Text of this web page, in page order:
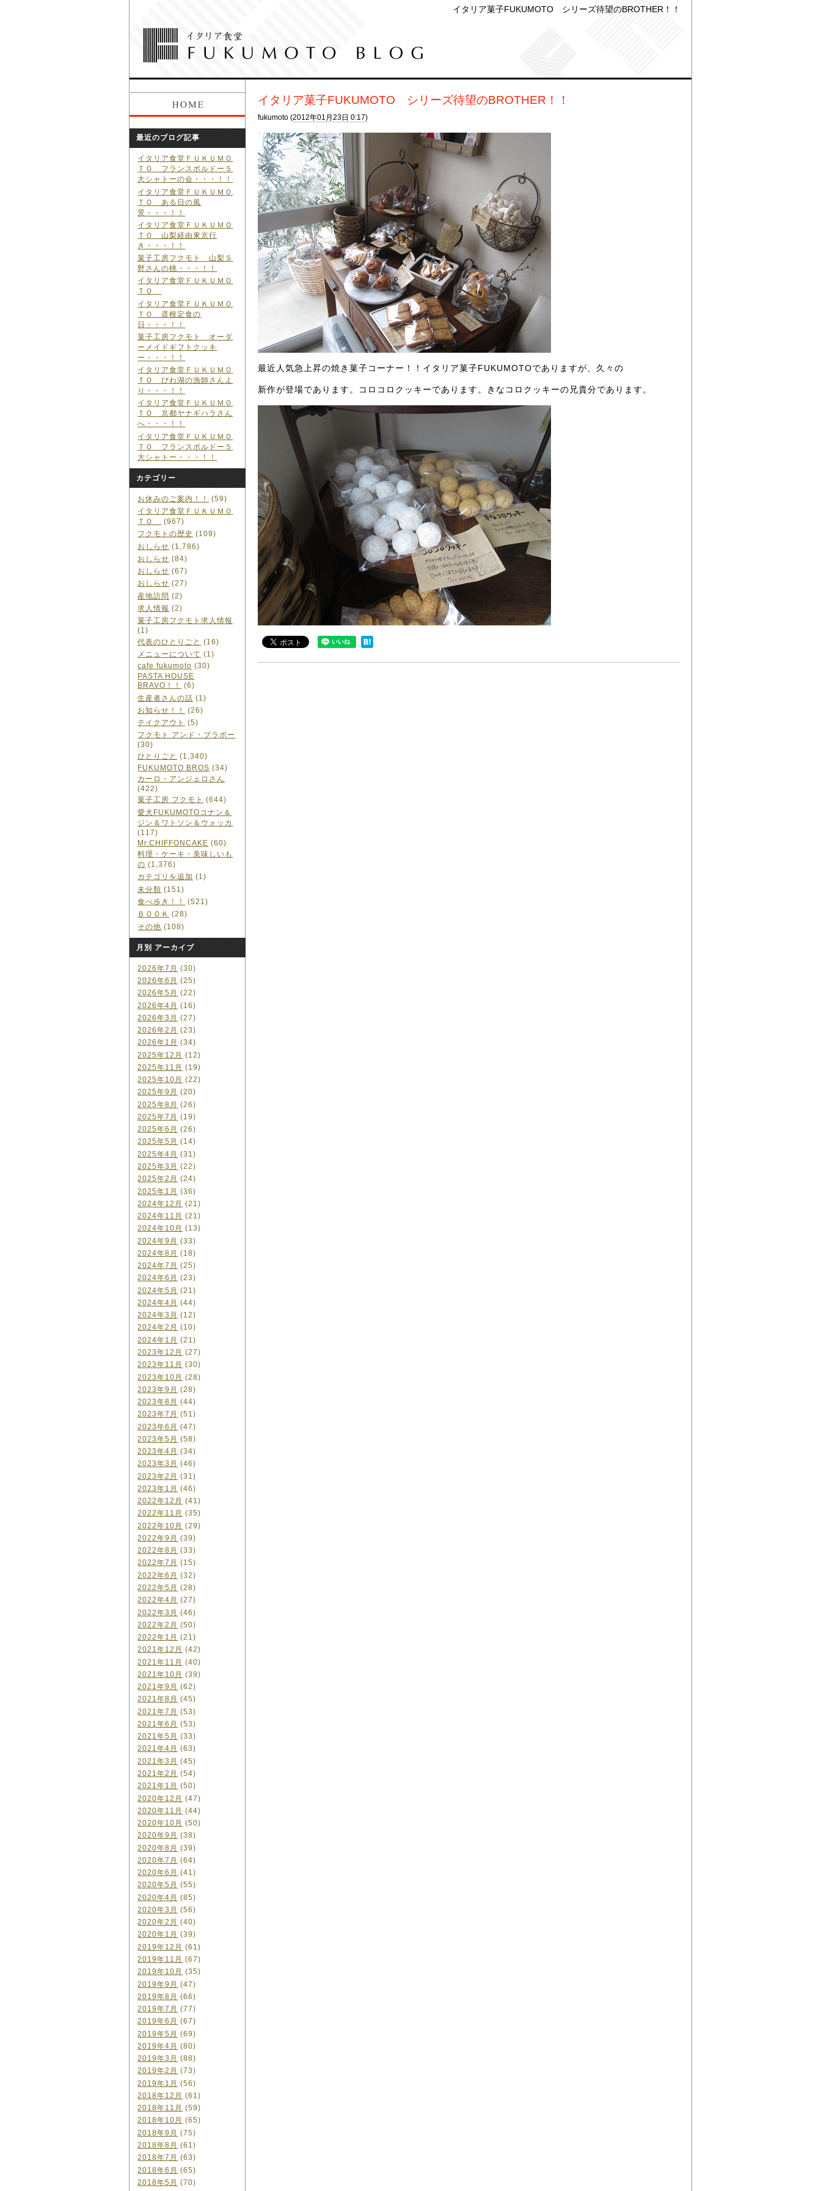
イタリア菓子FUKUMOTO シリーズ待望のBROTHER！！
イタリア菓子FUKUMOTO シリーズ待望のBROTHER！！
fukumoto (2012年01月23日 0:17)
最近人気急上昇の焼き菓子コーナー！！イタリア菓子FUKUMOTOでありますが、久々の
新作が登場であります。コロコロクッキーであります。きなコロクッキーの兄貴分であります。
最近のブログ記事
イタリア食堂ＦＵＫＵＭＯ
ＴＯ フランスボルドー５
大シャトーの会・・・！！
イタリア食堂ＦＵＫＵＭＯ
ＴＯ ある日の風
景・・・！！
イタリア食堂ＦＵＫＵＭＯ
ＴＯ 山梨経由東京行
き・・・！！
菓子工房フクモト 山梨Ｓ
野さんの桃・・・！！
イタリア食堂ＦＵＫＵＭＯ
ＴＯ
イタリア食堂ＦＵＫＵＭＯ
ＴＯ 彦根定食の
日・・・！！
菓子工房フクモト オーダ
ーメイドギフトクッキ
ー・・・！！
イタリア食堂ＦＵＫＵＭＯ
ＴＯ びわ湖の漁師さんよ
り・・・！！
イタリア食堂ＦＵＫＵＭＯ
ＴＯ 京都ヤナギハラさん
へ・・・！！
イタリア食堂ＦＵＫＵＭＯ
ＴＯ フランスボルドー５
大シャトー・・・！！
カテゴリー
お休みのご案内！！
(59)
イタリア食堂ＦＵＫＵＭＯ
ＴＯ
(967)
フクモトの歴史 (109)
おしらせ (1,786)
おしらせ (84)
おしらせ (67)
おしらせ (27)
産地訪問 (2)
求人情報 (2)
菓子工房フクモト求人情報
(1)
代表のひとりごと (16)
メニューについて (1)
cafe fukumoto (30)
PASTA HOUSE
BRAVO！！
(6)
生産者さんの話 (1)
お知らせ！！
(26)
テイクアウト (5)
フクモト アンド・ブラボー
(30)
ひとりごと (1,340)
FUKUMOTO BROS (34)
カーロ・アンジェロさん
(422)
菓子工房 フクモト (644)
愛犬FUKUMOTOコナン＆
ジン＆ワトソン＆ウォッカ
(117)
Mr.CHIFFONCAKE (60)
料理・ケーキ・美味しいも
の (1,376)
カテゴリを追加 (1)
未分類 (151)
食べ歩き！！
(521)
ＢＯＯＫ (28)
その他 (108)
月別 アーカイブ
2026年7月 (30)
2026年6月 (25)
2026年5月 (22)
2026年4月 (16)
2026年3月 (27)
2026年2月 (23)
2026年1月 (34)
2025年12月 (12)
2025年11月 (19)
2025年10月 (22)
2025年9月 (20)
2025年8月 (26)
2025年7月 (19)
2025年6月 (26)
2025年5月 (14)
2025年4月 (31)
2025年3月 (22)
2025年2月 (24)
2025年1月 (36)
2024年12月 (21)
2024年11月 (21)
2024年10月 (13)
2024年9月 (33)
2024年8月 (18)
2024年7月 (25)
2024年6月 (23)
2024年5月 (21)
2024年4月 (44)
2024年3月 (12)
2024年2月 (10)
2024年1月 (21)
2023年12月 (27)
2023年11月 (30)
2023年10月 (28)
2023年9月 (28)
2023年8月 (44)
2023年7月 (51)
2023年6月 (47)
2023年5月 (58)
2023年4月 (34)
2023年3月 (46)
2023年2月 (31)
2023年1月 (46)
2022年12月 (41)
2022年11月 (35)
2022年10月 (29)
2022年9月 (39)
2022年8月 (33)
2022年7月 (15)
2022年6月 (32)
2022年5月 (28)
2022年4月 (27)
2022年3月 (46)
2022年2月 (50)
2022年1月 (21)
2021年12月 (42)
2021年11月 (40)
2021年10月 (39)
2021年9月 (62)
2021年8月 (45)
2021年7月 (53)
2021年6月 (53)
2021年5月 (33)
2021年4月 (63)
2021年3月 (45)
2021年2月 (54)
2021年1月 (50)
2020年12月 (47)
2020年11月 (44)
2020年10月 (50)
2020年9月 (38)
2020年8月 (39)
2020年7月 (64)
2020年6月 (41)
2020年5月 (55)
2020年4月 (85)
2020年3月 (56)
2020年2月 (40)
2020年1月 (39)
2019年12月 (61)
2019年11月 (67)
2019年10月 (35)
2019年9月 (47)
2019年8月 (66)
2019年7月 (77)
2019年6月 (67)
2019年5月 (69)
2019年4月 (80)
2019年3月 (88)
2019年2月 (73)
2019年1月 (56)
2018年12月 (61)
2018年11月 (59)
2018年10月 (65)
2018年9月 (75)
2018年8月 (61)
2018年7月 (63)
2018年6月 (65)
2018年5月 (70)